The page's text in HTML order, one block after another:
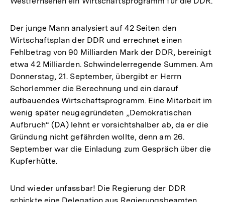
Der junge Mann analysiert auf 42 Seiten den
Wirtschaftsplan der DDR und errechnet einen
Fehlbetrag von 90 Milliarden Mark der DDR, bereinigt
etwa 42 Milliarden. Schwindelerregende Summen. Am
Donnerstag, 21. September, übergibt er Herrn
Schorlemmer die Berechnung und ein darauf
aufbauendes Wirtschaftsprogramm. Eine Mitarbeit im
wenig später neugegründeten „Demokratischen
Aufbruch“ (DA) lehnt er vorsichtshalber ab, da er die
Gründung nicht gefährden wollte, denn am 26.
September war die Einladung zum Gespräch über die
Kupferhütte.
Und wieder unfassbar! Die Regierung der DDR